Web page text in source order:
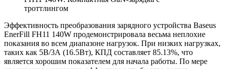
Эффективность преобразования зарядного устройства Baseus
EnerFill FH11 140W продемонстрировала весьма неплохие
показания во всем диапазоне нагрузок. При низких нагрузках,
таких как 5В/3А (16.5Вт), КПД составляет 85.13%, что
является хорошим показателем для начала работы. По мере